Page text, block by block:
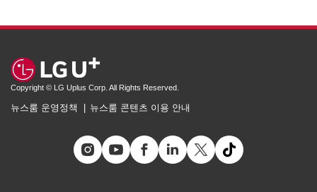
Copyright © LG Uplus Corp. All Rights Reserved.
뉴스룸 운영정책 뉴스룸 콘텐츠 이용 안내